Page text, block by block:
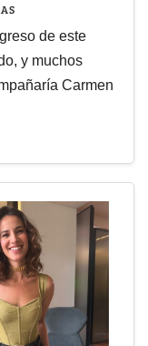
de este
y muchos
Carmen